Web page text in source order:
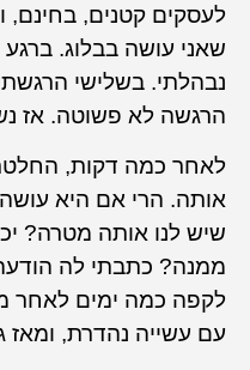
לעסקים קטנים, בחינם,
שאני עושה בבלוג. ברגע
נבהלתי. בשלישי הרגשתי
הרגשה לא פשוטה. אז
לאחר כמה דקות, החלטתי
אותה. הרי אם היא עושה
שיש לנו אותה מטרה?
ממנה? כתבתי לה הודעה.
לקפה כמה ימים לאחר
עם עשייה נהדרת, ומאז